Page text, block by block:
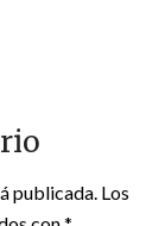
publicada. Los